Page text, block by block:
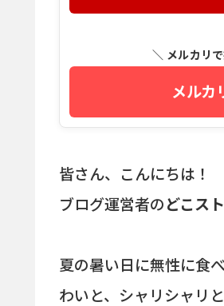
＼ メルカリ
メルカ
皆さん、こんにちは！
ブログ運営者のどこス
夏の暑い日に無性に食
わいと、シャリシャリ